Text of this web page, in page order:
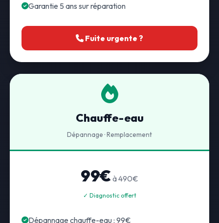
Garantie 5 ans sur réparation
Fuite urgente ?
Chauffe-eau
Dépannage · Remplacement
99€ à 490€
✓ Diagnostic offert
Dépannage chauffe-eau : 99€